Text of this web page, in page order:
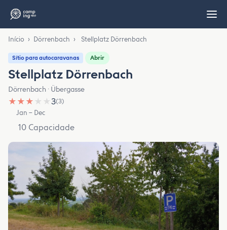
Início › Dörrenbach › Stellplatz Dörrenbach
Sítio para autocaravanas Abrir
Stellplatz Dörrenbach
Dörrenbach · Übergasse
★ ★ ★ ★ ★3(3)
Jan – Dec
10 Capacidade